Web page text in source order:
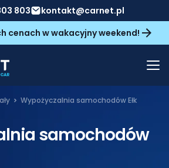
803
kontakt@carnet.pl
cenach w wakacyjny weekend!
Wypożyczalnia samochodów Ełk
samochodów